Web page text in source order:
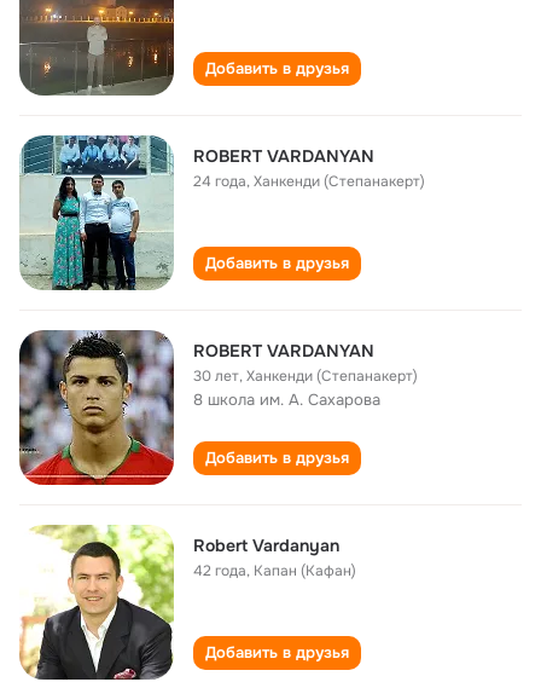
Добавить в друзья
ROBERT VARDANYAN
24 года,Ханкенди (Степанакерт)
Добавить в друзья
ROBERT VARDANYAN
30 лет,Ханкенди (Степанакерт)
8 школа им. А. Сахарова
Добавить в друзья
Robert Vardanyan
42 года, Капан (Кафан)
Добавить в друзья